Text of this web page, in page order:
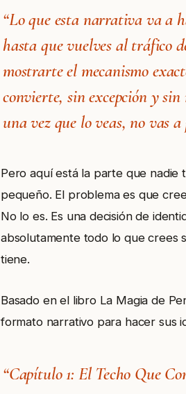
“Lo que esta narrativa va a
hasta que vuelves al tráfico
mostrarte el mecanismo
convierte, sin excepción y
una vez que lo veas, no vas
Pero aquí está la parte que nadie
pequeño. El problema es que
No lo es. Es una decisión de
absolutamente todo lo que crees
tiene.
Basado en el libro La Magia de
formato narrativo para hacer sus
“Capítulo 1: El Techo Que